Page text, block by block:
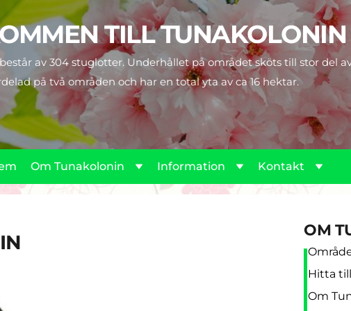
TILL TUNAKOLONIN
av 304 stuglotter. Underhållet på området sköts till stor del
på två områden och har en total yta av ca 16 hektar.
Om Tunakolonin Information Kontakt
OM
Hitta
Om